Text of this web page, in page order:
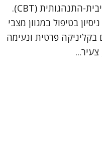
סוציאלית קלינית ומטפלת קוגניטיבית-התנהגותית (CBT).
קרוב ל-20 שנות ניסיון בטיפול במגוון מצבי
פרטית ונעימה